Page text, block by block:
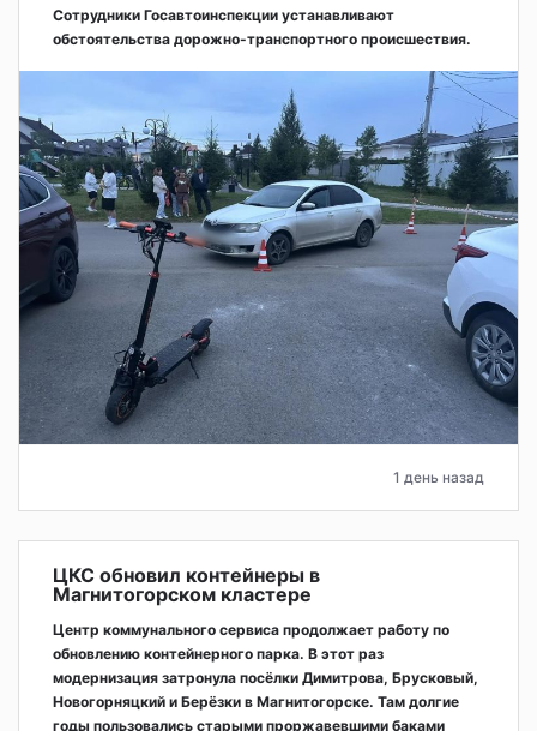
Сотрудники Госавтоинспекции устанавливают
обстоятельства дорожно-транспортного происшествия.
1 день назад
ЦКС обновил контейнеры в
Магнитогорском кластере
Центр коммунального сервиса продолжает работу по
обновлению контейнерного парка. В этот раз
модернизация затронула посёлки Димитрова, Брусковый,
Новогорняцкий и Берёзки в Магнитогорске. Там долгие
годы пользовались старыми проржавевшими баками